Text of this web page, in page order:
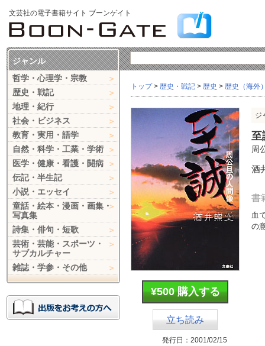
文芸社の電子書籍サイト ブーンゲイト
トップ> 歴史・戦記 > 歴史 > 歴史（海外
¥500 購入する
立ち読み
発行日： 2001/02/15
ジ
至
周
酒
書
血
の
ジャンル
哲学・心理学・宗教
歴史・戦記
地理・紀行
社会・ビジネス
教育・実用・語学
自然・科学・工業・学術
医学・健康・看護・闘病
伝記・半生記
小説・エッセイ
童話・絵本・漫画・画集・
写真集
詩集・俳句・短歌
芸術・芸能・スポーツ・
サブカルチャー
雑誌・学参・その他